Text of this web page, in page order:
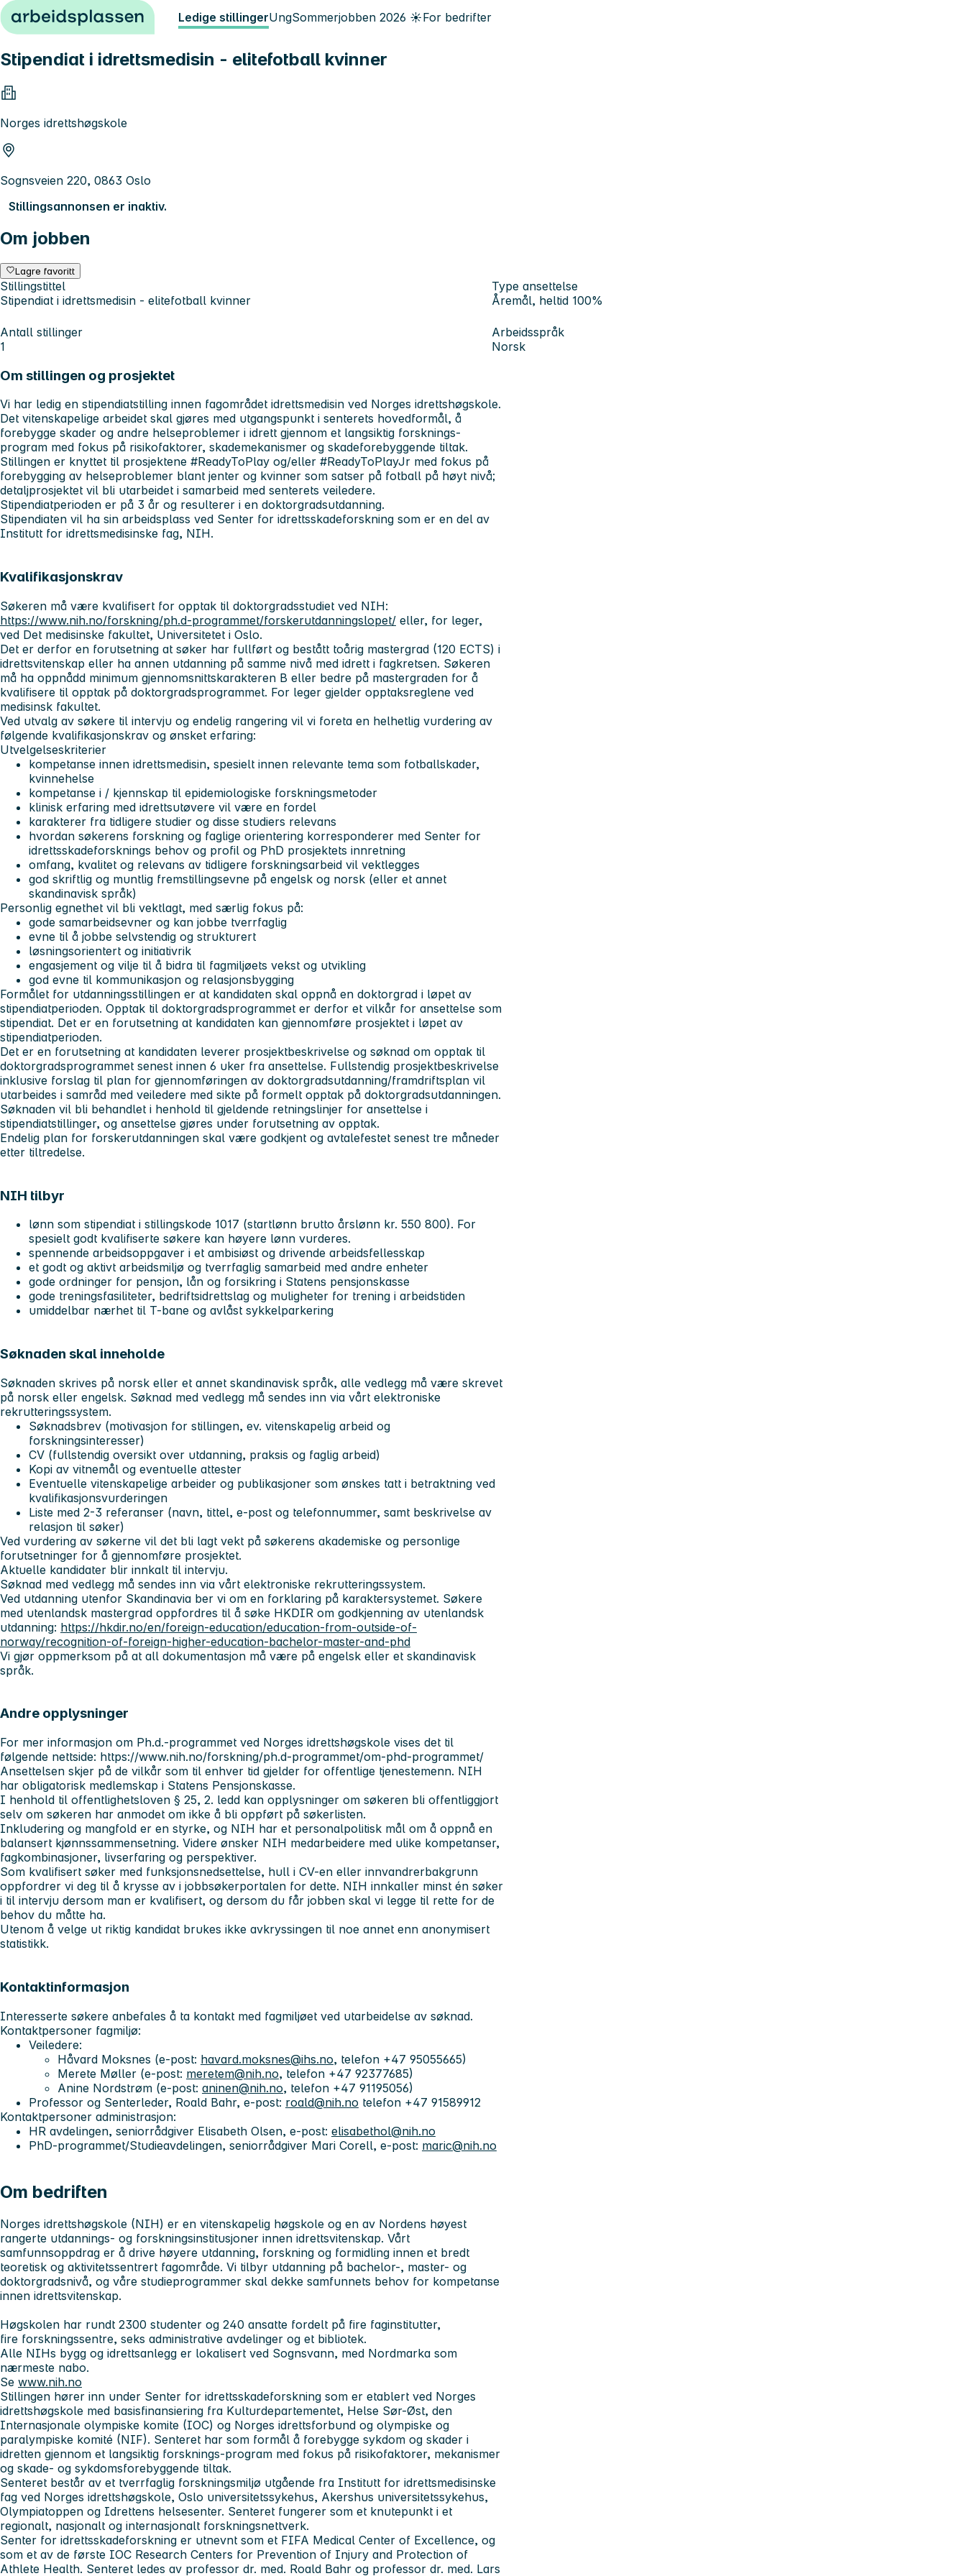
Hopp til innhold Ledige stillingerUngSommerjobben 2026 ☀️For bedrifter
Stipendiat i idrettsmedisin - elitefotball kvinner
Norges idrettshøgskole
Sognsveien 220, 0863 Oslo
Stillingsannonsen er inaktiv.
Om jobben
Lagre favoritt
Stillingstittel
Stipendiat i idrettsmedisin - elitefotball kvinner
Type ansettelse
Åremål, heltid 100%
Antall stillinger
1
Arbeidsspråk
Norsk
Om stillingen og prosjektet
Vi har ledig en stipendiatstilling innen fagområdet idrettsmedisin ved Norges idrettshøgskole.
Det vitenskapelige arbeidet skal gjøres med utgangspunkt i senterets hovedformål, å
forebygge skader og andre helseproblemer i idrett gjennom et langsiktig forsknings-
program med fokus på risikofaktorer, skademekanismer og skadeforebyggende tiltak.
Stillingen er knyttet til prosjektene #ReadyToPlay og/eller #ReadyToPlayJr med fokus på
forebygging av helseproblemer blant jenter og kvinner som satser på fotball på høyt nivå;
detaljprosjektet vil bli utarbeidet i samarbeid med senterets veiledere.
Stipendiatperioden er på 3 år og resulterer i en doktorgradsutdanning.
Stipendiaten vil ha sin arbeidsplass ved Senter for idrettsskadeforskning som er en del av
Institutt for idrettsmedisinske fag, NIH.
Kvalifikasjonskrav
Søkeren må være kvalifisert for opptak til doktorgradsstudiet ved NIH:
https://www.nih.no/forskning/ph.d-programmet/forskerutdanningslopet/ eller, for leger,
ved Det medisinske fakultet, Universitetet i Oslo.
Det er derfor en forutsetning at søker har fullført og bestått toårig mastergrad (120 ECTS) i
idrettsvitenskap eller ha annen utdanning på samme nivå med idrett i fagkretsen. Søkeren
må ha oppnådd minimum gjennomsnittskarakteren B eller bedre på mastergraden for å
kvalifisere til opptak på doktorgradsprogrammet. For leger gjelder opptaksreglene ved
medisinsk fakultet.
Ved utvalg av søkere til intervju og endelig rangering vil vi foreta en helhetlig vurdering av
følgende kvalifikasjonskrav og ønsket erfaring:
Utvelgelseskriterier
kompetanse innen idrettsmedisin, spesielt innen relevante tema som fotballskader,
kvinnehelse
kompetanse i / kjennskap til epidemiologiske forskningsmetoder
klinisk erfaring med idrettsutøvere vil være en fordel
karakterer fra tidligere studier og disse studiers relevans
hvordan søkerens forskning og faglige orientering korresponderer med Senter for
idrettsskadeforsknings behov og profil og PhD prosjektets innretning
omfang, kvalitet og relevans av tidligere forskningsarbeid vil vektlegges
god skriftlig og muntlig fremstillingsevne på engelsk og norsk (eller et annet
skandinavisk språk)
Personlig egnethet vil bli vektlagt, med særlig fokus på:
gode samarbeidsevner og kan jobbe tverrfaglig
evne til å jobbe selvstendig og strukturert
løsningsorientert og initiativrik
engasjement og vilje til å bidra til fagmiljøets vekst og utvikling
god evne til kommunikasjon og relasjonsbygging
Formålet for utdanningsstillingen er at kandidaten skal oppnå en doktorgrad i løpet av
stipendiatperioden. Opptak til doktorgradsprogrammet er derfor et vilkår for ansettelse som
stipendiat. Det er en forutsetning at kandidaten kan gjennomføre prosjektet i løpet av
stipendiatperioden.
Det er en forutsetning at kandidaten leverer prosjektbeskrivelse og søknad om opptak til
doktorgradsprogrammet senest innen 6 uker fra ansettelse. Fullstendig prosjektbeskrivelse
inklusive forslag til plan for gjennomføringen av doktorgradsutdanning/framdriftsplan vil
utarbeides i samråd med veiledere med sikte på formelt opptak på doktorgradsutdanningen.
Søknaden vil bli behandlet i henhold til gjeldende retningslinjer for ansettelse i
stipendiatstillinger, og ansettelse gjøres under forutsetning av opptak.
Endelig plan for forskerutdanningen skal være godkjent og avtalefestet senest tre måneder
etter tiltredelse.
NIH tilbyr
lønn som stipendiat i stillingskode 1017 (startlønn brutto årslønn kr. 550 800). For
spesielt godt kvalifiserte søkere kan høyere lønn vurderes.
spennende arbeidsoppgaver i et ambisiøst og drivende arbeidsfellesskap
et godt og aktivt arbeidsmiljø og tverrfaglig samarbeid med andre enheter
gode ordninger for pensjon, lån og forsikring i Statens pensjonskasse
gode treningsfasiliteter, bedriftsidrettslag og muligheter for trening i arbeidstiden
umiddelbar nærhet til T-bane og avlåst sykkelparkering
Søknaden skal inneholde
Søknaden skrives på norsk eller et annet skandinavisk språk, alle vedlegg må være skrevet
på norsk eller engelsk. Søknad med vedlegg må sendes inn via vårt elektroniske
rekrutteringssystem.
Søknadsbrev (motivasjon for stillingen, ev. vitenskapelig arbeid og
forskningsinteresser)
CV (fullstendig oversikt over utdanning, praksis og faglig arbeid)
Kopi av vitnemål og eventuelle attester
Eventuelle vitenskapelige arbeider og publikasjoner som ønskes tatt i betraktning ved
kvalifikasjonsvurderingen
Liste med 2-3 referanser (navn, tittel, e-post og telefonnummer, samt beskrivelse av
relasjon til søker)
Ved vurdering av søkerne vil det bli lagt vekt på søkerens akademiske og personlige
forutsetninger for å gjennomføre prosjektet.
Aktuelle kandidater blir innkalt til intervju.
Søknad med vedlegg må sendes inn via vårt elektroniske rekrutteringssystem.
Ved utdanning utenfor Skandinavia ber vi om en forklaring på karaktersystemet. Søkere
med utenlandsk mastergrad oppfordres til å søke HKDIR om godkjenning av utenlandsk
utdanning: https://hkdir.no/en/foreign-education/education-from-outside-of-
norway/recognition-of-foreign-higher-education-bachelor-master-and-phd
Vi gjør oppmerksom på at all dokumentasjon må være på engelsk eller et skandinavisk
språk.
Andre opplysninger
For mer informasjon om Ph.d.-programmet ved Norges idrettshøgskole vises det til
følgende nettside: https://www.nih.no/forskning/ph.d-programmet/om-phd-programmet/
Ansettelsen skjer på de vilkår som til enhver tid gjelder for offentlige tjenestemenn. NIH
har obligatorisk medlemskap i Statens Pensjonskasse.
I henhold til offentlighetsloven § 25, 2. ledd kan opplysninger om søkeren bli offentliggjort
selv om søkeren har anmodet om ikke å bli oppført på søkerlisten.
Inkludering og mangfold er en styrke, og NIH har et personalpolitisk mål om å oppnå en
balansert kjønnssammensetning. Videre ønsker NIH medarbeidere med ulike kompetanser,
fagkombinasjoner, livserfaring og perspektiver.
Som kvalifisert søker med funksjonsnedsettelse, hull i CV-en eller innvandrerbakgrunn
oppfordrer vi deg til å krysse av i jobbsøkerportalen for dette. NIH innkaller minst én søker
i til intervju dersom man er kvalifisert, og dersom du får jobben skal vi legge til rette for de
behov du måtte ha.
Utenom å velge ut riktig kandidat brukes ikke avkryssingen til noe annet enn anonymisert
statistikk.
Kontaktinformasjon
Interesserte søkere anbefales å ta kontakt med fagmiljøet ved utarbeidelse av søknad.
Kontaktpersoner fagmiljø:
Veiledere:
Håvard Moksnes (e-post: havard.moksnes@ihs.no, telefon +47 95055665)
Merete Møller (e-post: meretem@nih.no, telefon +47 92377685)
Anine Nordstrøm (e-post: aninen@nih.no, telefon +47 91195056)
Professor og Senterleder, Roald Bahr, e-post: roald@nih.no telefon +47 91589912
Kontaktpersoner administrasjon:
HR avdelingen, seniorrådgiver Elisabeth Olsen, e-post: elisabethol@nih.no
PhD-programmet/Studieavdelingen, seniorrådgiver Mari Corell, e-post: maric@nih.no
Om bedriften
Norges idrettshøgskole (NIH) er en vitenskapelig høgskole og en av Nordens høyest
rangerte utdannings- og forskningsinstitusjoner innen idrettsvitenskap. Vårt
samfunnsoppdrag er å drive høyere utdanning, forskning og formidling innen et bredt
teoretisk og aktivitetssentrert fagområde. Vi tilbyr utdanning på bachelor-, master- og
doktorgradsnivå, og våre studieprogrammer skal dekke samfunnets behov for kompetanse
innen idrettsvitenskap.
Høgskolen har rundt 2300 studenter og 240 ansatte fordelt på fire faginstitutter,
fire forskningssentre, seks administrative avdelinger og et bibliotek.
Alle NIHs bygg og idrettsanlegg er lokalisert ved Sognsvann, med Nordmarka som
nærmeste nabo.
Se www.nih.no
Stillingen hører inn under Senter for idrettsskadeforskning som er etablert ved Norges
idrettshøgskole med basisfinansiering fra Kulturdepartementet, Helse Sør-Øst, den
Internasjonale olympiske komite (IOC) og Norges idrettsforbund og olympiske og
paralympiske komité (NIF). Senteret har som formål å forebygge sykdom og skader i
idretten gjennom et langsiktig forsknings-program med fokus på risikofaktorer, mekanismer
og skade- og sykdomsforebyggende tiltak.
Senteret består av et tverrfaglig forskningsmiljø utgående fra Institutt for idrettsmedisinske
fag ved Norges idrettshøgskole, Oslo universitetssykehus, Akershus universitetssykehus,
Olympiatoppen og Idrettens helsesenter. Senteret fungerer som et knutepunkt i et
regionalt, nasjonalt og internasjonalt forskningsnettverk.
Senter for idrettsskadeforskning er utnevnt som et FIFA Medical Center of Excellence, og
som et av de første IOC Research Centers for Prevention of Injury and Protection of
Athlete Health. Senteret ledes av professor dr. med. Roald Bahr og professor dr. med. Lars